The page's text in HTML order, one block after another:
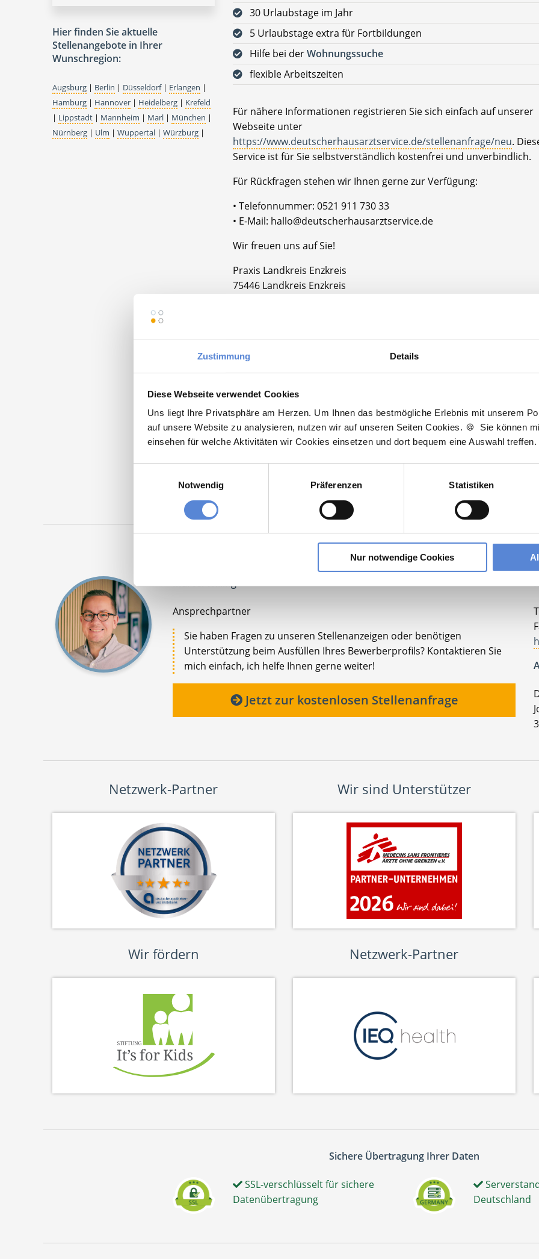
Zustimmung Details
Diese Webseite verwendet Cookies
Uns liegt Ihre Privatsphäre am Herzen. Um Ihnen das bestmögliche Erlebnis mit unserem
auf unsere Website zu analysieren, nutzen wir auf unseren Seiten Cookies. 🍪 Sie können
einsehen für welche Aktivitäten wir Cookies einsetzen und dort bequem eine Auswahl treffen.
Notwendig
Präferenzen Statistiken
Nur notwendige Cookies
30 Urlaubstage im Jahr
5 Urlaubstage extra für Fortbildungen
Hilfe bei derWohnungssuche
flexible Arbeitszeiten
Für nähere Informationen registrieren Sie sich einfach auf unserer
Webseite unter
https://www.deutscherhausarztservice.de/stellenanfrage/neu.
Service ist für Sie selbstverständlich kostenfrei und unverbindlich.
Für Rückfragen stehen wir Ihnen gerne zur Verfügung:
• Telefonnummer: 0521 911 730 33
• E-Mail: hallo@deutscherhausarztservice.de
Wir freuen uns auf Sie!
Praxis Landkreis Enzkreis
75446 Landkreis Enzkreis
Jetzt kostenlos Details anfragen
Facharzt Allgemeinmedizin
Hier finden Sie aktuelle
Stellenangebote in Ihrer
Wunschregion:
Augsburg | Berlin | Düsseldorf| Erlangen |
Hamburg | Hannover | Heidelberg | Krefeld
| Lippstadt | Mannheim | Marl | München |
Nürnberg | Ulm | Wuppertal | Würzburg |
Ihr persönlicher Betreuer
Marcel Willing
Ansprechpartner
Sie haben Fragen zu unseren Stellenanzeigen oder benötigen
Unterstützung beim Ausfüllen Ihres Bewerberprofils? Kontaktieren Sie
mich einfach, ich helfe Ihnen gerne weiter!
Jetzt zur kostenlosen Stellenanfrage
Netzwerk-Partner Wir sind Unterstützer
Wir fördern Netzwerk-Partner
Sichere Übertragung Ihrer Daten
SSL-verschlüsselt für sichere
Datenübertragung
Deutschland